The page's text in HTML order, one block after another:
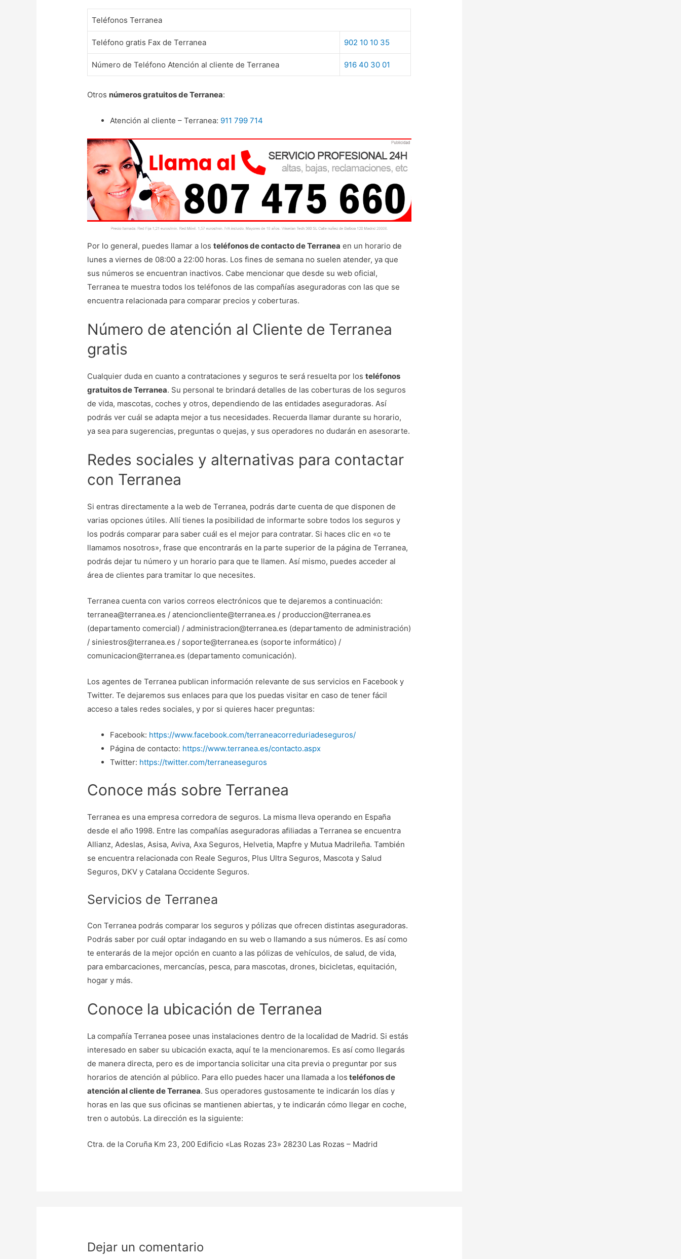
Teléfonos Terranea
Teléfono gratis Fax de Terranea 902 10 10 35
Número de Teléfono Atención al cliente de Terranea 916 40 30 01
Otros números gratuitos de Terranea:
Atención al cliente – Terranea: 911 799 714
Por lo general, puedes llamar a losteléfonos de contacto de Terranea en un horario de
lunes a viernes de 08:00 a 22:00 horas. Los fines de semana no suelen atender, ya que
sus números se encuentran inactivos. Cabe mencionar que desde su web oficial,
Terranea te muestra todos los teléfonos de las compañías aseguradoras con las que se
encuentra relacionada para comparar precios y coberturas.
Número de atención al Cliente de Terranea
gratis
Cualquier duda en cuanto a contrataciones y seguros te será resuelta por losteléfonos
gratuitos de Terranea. Su personal te brindará detalles de las coberturas de los seguros
de vida, mascotas, coches y otros, dependiendo de las entidades aseguradoras. Así
podrás ver cuál se adapta mejor a tus necesidades. Recuerda llamar durante su horario,
ya sea para sugerencias, preguntas o quejas, y sus operadores no dudarán en asesorarte.
Redes sociales y alternativas para contactar
con Terranea
Si entras directamente a la web de Terranea, podrás darte cuenta de que disponen de
varias opciones útiles. Allí tienes la posibilidad de informarte sobre todos los seguros y
los podrás comparar para saber cuál es el mejor para contratar. Si haces clic en «o te
llamamos nosotros», frase que encontrarás en la parte superior de la página de Terranea,
podrás dejar tu número y un horario para que te llamen. Así mismo, puedes acceder al
área de clientes para tramitar lo que necesites.
Terranea cuenta con varios correos electrónicos que te dejaremos a continuación:
terranea@terranea.es / atencioncliente@terranea.es / produccion@terranea.es
(departamento comercial) / administracion@terranea.es (departamento de administración)
/ siniestros@terranea.es / soporte@terranea.es (soporte informático) /
comunicacion@terranea.es (departamento comunicación).
Los agentes de Terranea publican información relevante de sus servicios en Facebook y
Twitter. Te dejaremos sus enlaces para que los puedas visitar en caso de tener fácil
acceso a tales redes sociales, y por si quieres hacer preguntas:
Facebook: https://www.facebook.com/terraneacorreduriadeseguros/
Página de contacto: https://www.terranea.es/contacto.aspx
Twitter: https://twitter.com/terraneaseguros
Conoce más sobre Terranea
Terranea es una empresa corredora de seguros. La misma lleva operando en España
desde el año 1998. Entre las compañías aseguradoras afiliadas a Terranea se encuentra
Allianz, Adeslas, Asisa, Aviva, Axa Seguros, Helvetia, Mapfre y Mutua Madrileña. También
se encuentra relacionada con Reale Seguros, Plus Ultra Seguros, Mascota y Salud
Seguros, DKV y Catalana Occidente Seguros.
Servicios de Terranea
Con Terranea podrás comparar los seguros y pólizas que ofrecen distintas aseguradoras.
Podrás saber por cuál optar indagando en su web o llamando a sus números. Es así como
te enterarás de la mejor opción en cuanto a las pólizas de vehículos, de salud, de vida,
para embarcaciones, mercancías, pesca, para mascotas, drones, bicicletas, equitación,
hogar y más.
Conoce la ubicación de Terranea
La compañía Terranea posee unas instalaciones dentro de la localidad de Madrid. Si estás
interesado en saber su ubicación exacta, aquí te la mencionaremos. Es así como llegarás
de manera directa, pero es de importancia solicitar una cita previa o preguntar por sus
horarios de atención al público. Para ello puedes hacer una llamada a los teléfonos de
atención al cliente de Terranea. Sus operadores gustosamente te indicarán los días y
horas en las que sus oficinas se mantienen abiertas, y te indicarán cómo llegar en coche,
tren o autobús. La dirección es la siguiente:
Ctra. de la Coruña Km 23, 200 Edificio «Las Rozas 23» 28230 Las Rozas – Madrid
Dejar un comentario